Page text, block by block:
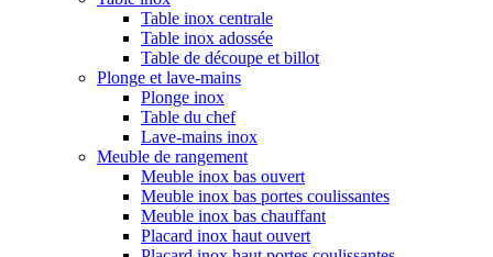
Table inox centrale
Table inox adossée
Table de découpe et billot
Plonge et lave-mains
Plonge inox
Table du chef
Lave-mains inox
Meuble de rangement
Meuble inox bas ouvert
Meuble inox bas portes coulissantes
Meuble inox bas chauffant
Placard inox haut ouvert